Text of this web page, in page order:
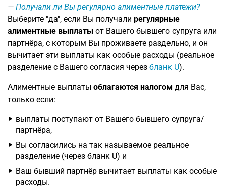
Получали ли Вы регулярно алиментные платежи?
Выберите "да", если Вы получали регулярные
алиментные выплаты от Вашего бывшего супруга или
партнёра, с которым Вы проживаете раздельно, и он
вычитает эти выплаты как особые расходы (реальное
разделение с Вашего согласия через бланк U).
Алиментные выплаты облагаются налогом для Вас,
только если:
выплаты поступают от Вашего бывшего супруга/
партнёра,
Вы согласились на так называемое реальное
разделение (через бланк U) и
Ваш бывший партнёр вычитает выплаты как особые
расходы.